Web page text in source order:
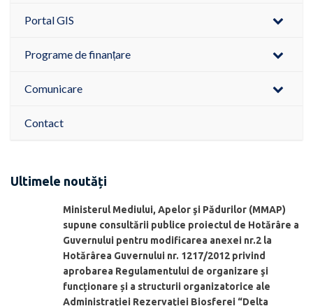
Portal GIS
Programe de finanțare
Comunicare
Contact
Ultimele noutăți
Ministerul Mediului, Apelor şi Pădurilor (MMAP)
supune consultării publice proiectul de Hotărâre a
Guvernului pentru modificarea anexei nr.2 la
Hotărârea Guvernului nr. 1217/2012 privind
aprobarea Regulamentului de organizare şi
funcționare și a structurii organizatorice ale
Administraţiei Rezervaţiei Biosferei “Delta